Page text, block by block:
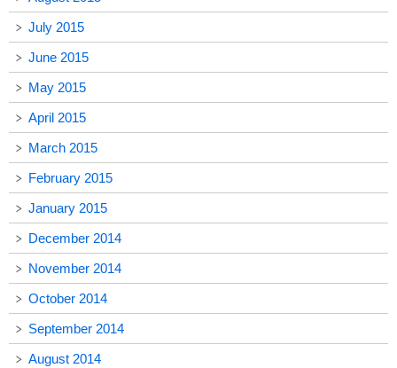
July 2015
June 2015
May 2015
April 2015
March 2015
February 2015
January 2015
December 2014
November 2014
October 2014
September 2014
August 2014